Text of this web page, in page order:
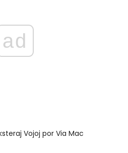
ad
Vojoj por Via Mac